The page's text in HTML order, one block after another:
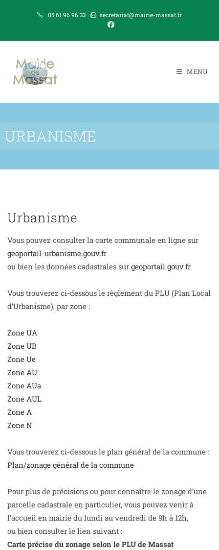
05 61 96 96 33 secretariat@mairie-massat.fr
MENU
URBANISME
Urbanisme
Vous pouvez consulter la carte communale en ligne sur
geoportail-urbanisme.gouv.fr
ou bien les données cadastrales sur geoportail.gouv.fr
Vous trouverez ci-dessous le règlement du PLU (Plan Local
d’Urbanisme), par zone :
Zone UA
Zone UB
Zone Ue
Zone AU
Zone AUa
Zone AUL
Zone A
Zone N
Vous trouverez ci-dessous le plan général de la commune :
Plan/zonage général de la commune
Pour plus de précisions ou pour connaître le zonage d’une
parcelle cadastrale en particulier, vous pouvez venir à
l’accueil en mairie du lundi au vendredi de 9h à 12h,
ou bien consulter le lien suivant :
Carte précise du zonage selon le PLU de Massat